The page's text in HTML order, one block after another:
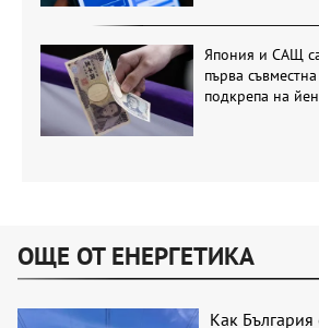
Япония и САЩ
първа
подкрепа на
ОЩЕ ОТ ЕНЕРГЕТИКА
Как България